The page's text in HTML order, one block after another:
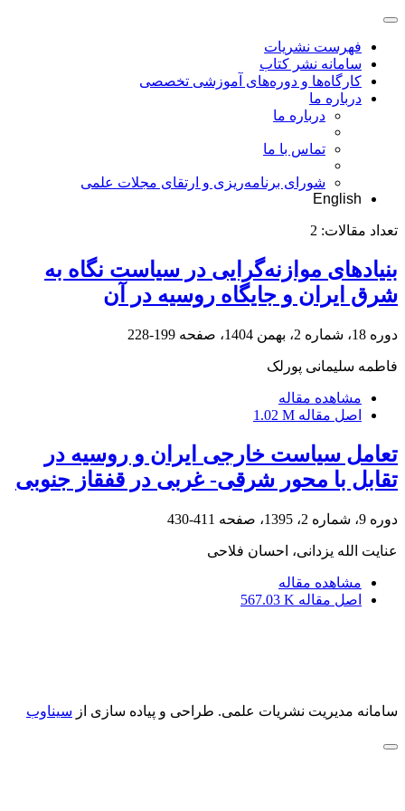
فهرست نشریات
سامانه نشر کتاب
کارگاه‌ها و دوره‌های آموزشی تخصصی
درباره ما
درباره ما
تماس با ما
شورای برنامه‌ریزی و ارتقای مجلات علمی
English
تعداد مقالات: 2
بنیادهای موازنه‌گرایی در سیاست نگاه ‌به
شرق ایران و جایگاه روسیه در آن
دوره 18، شماره 2، بهمن 1404، صفحه 199-228
فاطمه سلیمانی پورلک
مشاهده مقاله
اصل مقاله 1.02 M
تعامل سیاست خارجی ایران و روسیه در
تقابل با محور شرقی- غربی در قفقاز جنوبی
دوره 9، شماره 2، 1395، صفحه 411-430
عنایت الله یزدانی، احسان فلاحی
مشاهده مقاله
اصل مقاله 567.03 K
سامانه مدیریت نشریات علمی. طراحی و پیاده سازی از سیناوب